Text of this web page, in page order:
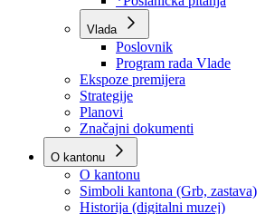
*Odluke
*Zaključci
*Poslanička pitanja
Vlada
Poslovnik
Program rada Vlade
Ekspoze premijera
Strategije
Planovi
Značajni dokumenti
O kantonu